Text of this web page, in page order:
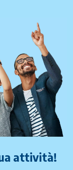
attività!